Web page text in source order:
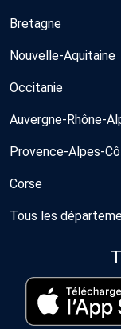
Bretagne
Nouvelle-Aquitaine
Occitanie
Auvergne-Rhône-
Provence-Alpes-
Corse
Tous les